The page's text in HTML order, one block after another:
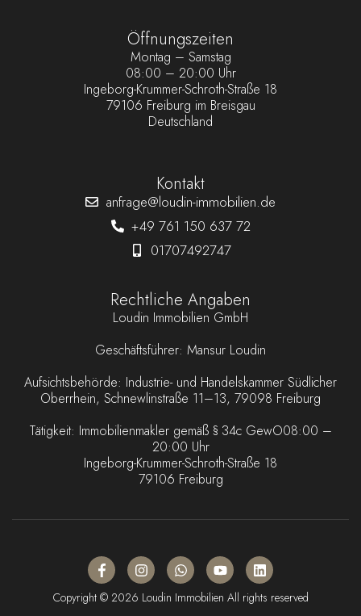
Öffnungszeiten
Montag – Samstag
08:00 – 20:00 Uhr
Ingeborg-Krummer-Schroth-Straße 18
79106 Freiburg im Breisgau
Deutschland
Kontakt
anfrage@loudin-immobilien.de
+49 761 150 637 72
01707492747
Rechtliche Angaben
Loudin Immobilien GmbH
Geschäftsführer: Mansur Loudin
Aufsichtsbehörde: Industrie- und Handelskammer Südlicher
Oberrhein, Schnewlinstraße 11–13, 79098 Freiburg
Tätigkeit: Immobilienmakler gemäß § 34c GewO08:00 –
20:00 Uhr
Ingeborg-Krummer-Schroth-Straße 18
79106 Freiburg
Copyright © 2026 Loudin Immobilien All rights reserved